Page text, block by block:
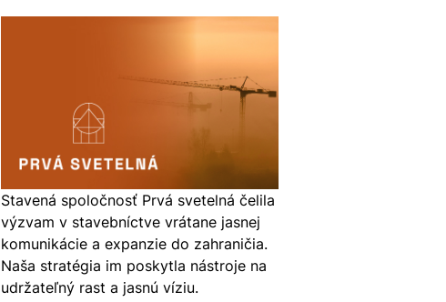
Stavená spoločnosť Prvá svetelná čelila
výzvam v stavebníctve vrátane jasnej
komunikácie a expanzie do zahraničia.
Naša stratégia im poskytla nástroje na
udržateľný rast a jasnú víziu.